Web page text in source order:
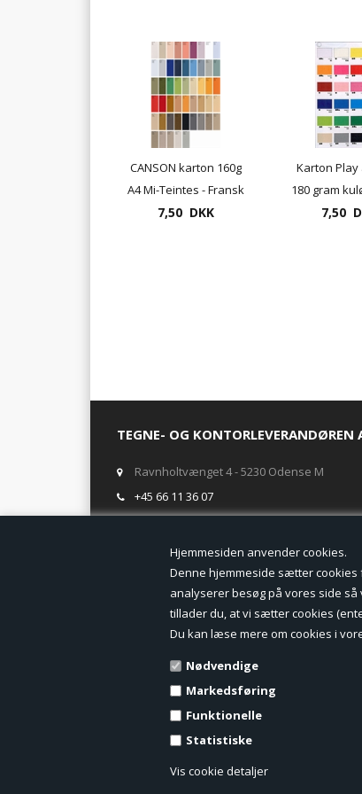
Hjemmesiden
Denne hjemmeside sætter
analyserer besøg på vores side
tillader du, at vi sætter cookies
Du kan læse mere om cookies i
Nødvendige
Markedsføring
Funktionelle
Statistiske
Vis cookie detaljer
CANSON karton 160g
A4 Mi-Teintes - Fransk
karton (enkelt ark)
7,50 DKK
Karton Play
180 gram
cm 23
7,50
TEGNE- OG KONTORLEVERANDØREN
Ravnholtvænget 4 - 5230 Odense M
+45 66 11 36 07
ÅBNINGSTIDER I BUTIKKEN
Mandag-Fredag: 8.00 - 17.00
Ring gerne for lagerstatus inden besøg i